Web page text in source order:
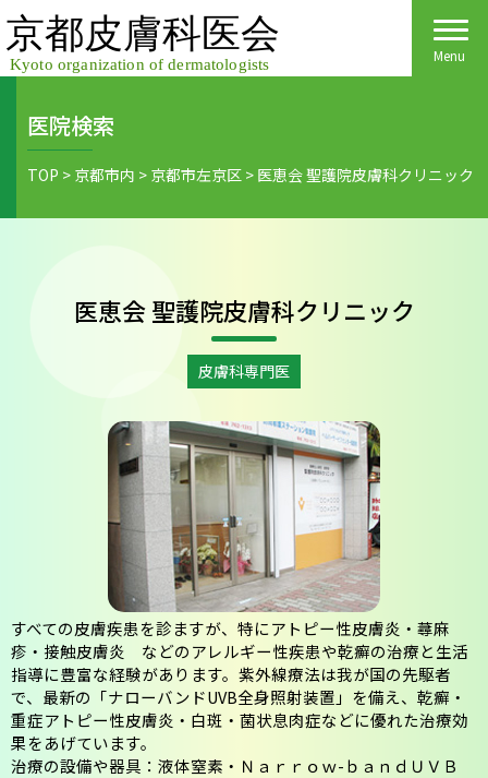
Skip
to
content
Menu
Home
医院検索
医療関係者の皆様へ
ご入会方法
各種手続き
医院検索
TOP > 京都市内 > 京都市左京区 > 医恵会 聖護院皮膚科クリニック
医恵会 聖護院皮膚科クリニック
皮膚科専門医
すべての皮膚疾患を診ますが、特にアトピー性皮膚炎・蕁麻
疹・接触皮膚炎 などのアレルギー性疾患や乾癬の治療と生活
指導に豊富な経験があります。紫外線療法は我が国の先駆者
で、最新の「ナローバンドUVB全身照射装置」を備え、乾癬・
重症アトピー性皮膚炎・白斑・菌状息肉症などに優れた治療効
果をあげています。
治療の設備や器具：液体窒素・Ｎａｒｒｏｗ-ｂａｎｄＵＶＢ